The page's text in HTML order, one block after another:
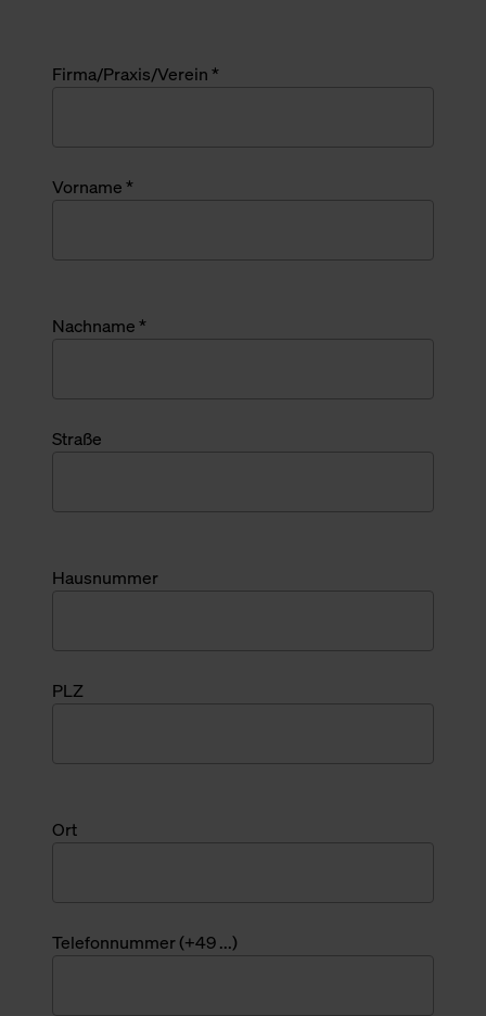
Firma/Praxis/Verein *
Vorname *
Nachname *
Straße
Hausnummer
PLZ
Ort
Telefonnummer (+49 ...)